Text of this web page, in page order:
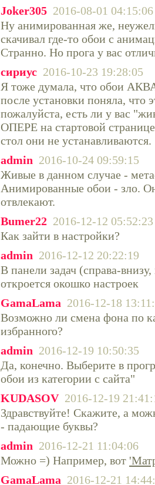
Joker305 2016-08-01 04:15:06
Ну анимированная же,
скачивал где-то обои с
Странно. Но прога у вас
сириус 2016-10-23 19:28:05
Я тоже думала, что обои
после установки поняла, что
пожалуйста, есть ли у вас
ОПЕРЕ на стартовой
стол они не устанавливаются.
admin 2016-10-24 09:59:15
Живые в данном случае -
Анимированные обои - зло.
отвлекают.
Bumer22 2016-12-12 05:52:23
Как зайти в настройки?
admin 2016-12-12 20:22:19
В панели задач (справа-
откроется окошко настроек
GamaLama 2016-12-18
Возможно ли смена фона по
избранного?
admin 2016-12-19 10:50:35
Да, конечно. Выберите в
обои из категории с сайта"
KUDASOV 2016-12-19
Здравствуйте! Скажите, а
- падающие буквы?
admin 2016-12-21 11:04:06
Можно =) Например, вот
GamaLama 2016-12-21